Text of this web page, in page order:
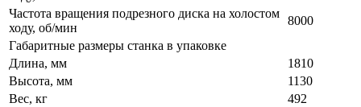
Частота вращения подрезного диска на холостом
ходу, об/мин
8000
Габаритные размеры станка в упаковке
Длина, мм
1810
Высота, мм
1130
Вес, кг
492